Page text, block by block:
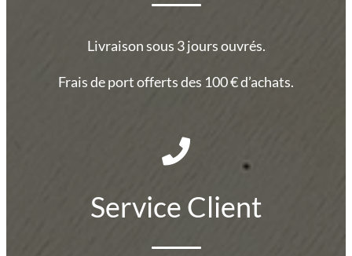
Livraison sous 3 jours ouvrés.
Frais de port offerts des 100 € d’achats.
Service Client